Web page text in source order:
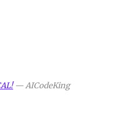
—AICodeKing